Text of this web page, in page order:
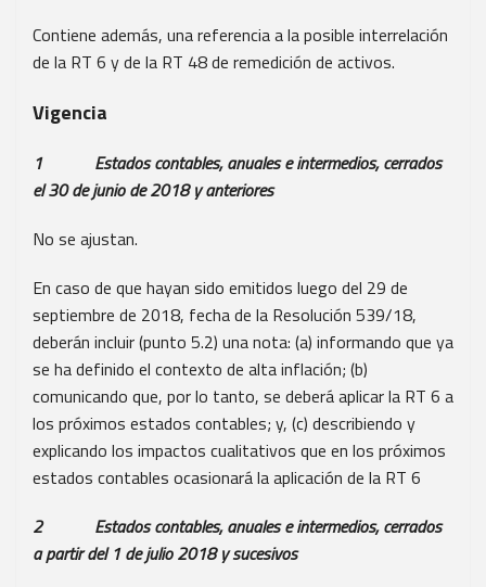
Contiene además, una referencia a la posible interrelación
de la RT 6 y de la RT 48 de remedición de activos.
Vigencia
1 Estados contables, anuales e intermedios, cerrados
el 30 de junio de 2018 y anteriores
No se ajustan.
En caso de que hayan sido emitidos luego del 29 de
septiembre de 2018, fecha de la Resolución 539/18,
deberán incluir (punto 5.2) una nota: (a) informando que ya
se ha definido el contexto de alta inflación; (b)
comunicando que, por lo tanto, se deberá aplicar la RT 6 a
los próximos estados contables; y, (c) describiendo y
explicando los impactos cualitativos que en los próximos
estados contables ocasionará la aplicación de la RT 6
2 Estados contables, anuales e intermedios, cerrados
a partir del 1 de julio 2018 y sucesivos